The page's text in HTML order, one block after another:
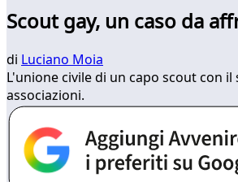
Scout gay, un caso da
di Luciano Moia
L'unione civile di un capo scout con
associazioni.